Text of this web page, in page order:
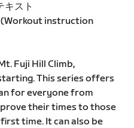
キスト
(Workout instruction
Fuji Hill Climb,
This series offers
for everyone from
their times to those
time. It can also be